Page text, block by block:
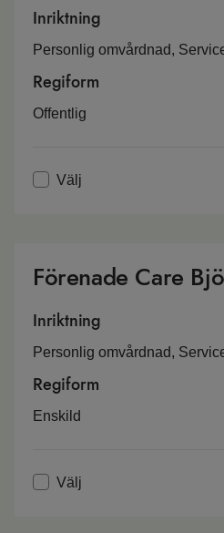
Inriktning
Personlig omvårdnad,
Regiform
Offentlig
Välj
Förenade Care
Inriktning
Personlig omvårdnad,
Regiform
Enskild
Välj